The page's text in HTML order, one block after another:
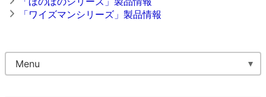
「ワイズマンシリーズ」製品情報
Menu